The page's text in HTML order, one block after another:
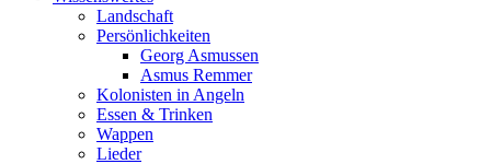
Landschaft
Persönlichkeiten
Georg Asmussen
Asmus Remmer
Kolonisten in Angeln
Essen & Trinken
Wappen
Lieder